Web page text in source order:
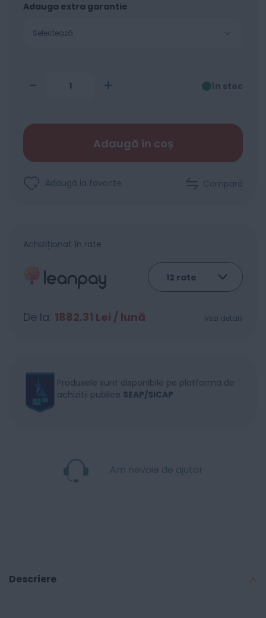
Adauga extra garantie
Selectează
- + în stoc
Adaugă în coș
Adaugă la favorite Compară
Achiziționat în rate
De la: 1882.31 Lei / lună Vezi detalii
Produsele sunt disponibile pe platforma de
achizitii publice SEAP/SICAP
Am nevoie de ajutor
Descriere